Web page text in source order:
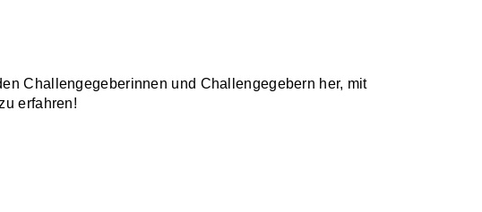
Challengegeberinnen und Challengegebern her, mit
erfahren!